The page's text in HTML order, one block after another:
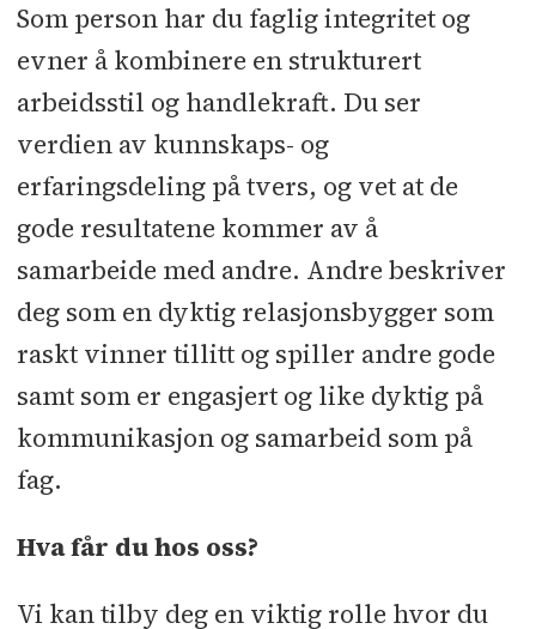
Som person har du faglig integritet og
evner å kombinere en strukturert
arbeidsstil og handlekraft. Du ser
verdien av kunnskaps- og
erfaringsdeling på tvers, og vet at de
gode resultatene kommer av å
samarbeide med andre. Andre beskriver
deg som en dyktig relasjonsbygger som
raskt vinner tillitt og spiller andre gode
samt som er engasjert og like dyktig på
kommunikasjon og samarbeid som på
fag.
Hva får du hos oss?
Vi kan tilby deg en viktig rolle hvor du